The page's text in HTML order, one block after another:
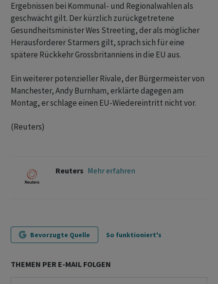
Ergebnissen bei Kommunal- und Regionalwahlen als
geschwächt gilt. Der kürzlich zurückgetretene
‌Gesundheitsminister Wes Streeting, der als möglicher
Herausforderer Starmers gilt, sprach sich für eine
spätere Rückkehr Grossbritanniens in die EU ‌aus.
Ein weiterer potenzieller Rivale, der Bürgermeister von ​
Manchester, Andy Burnham, erklärte dagegen am
Montag, er schlage einen EU-Wiedereintritt nicht vor.
(Reuters)
Reuters Mehr erfahren
Bevorzugte Quelle So funktioniert's
THEMEN PER E-MAIL FOLGEN